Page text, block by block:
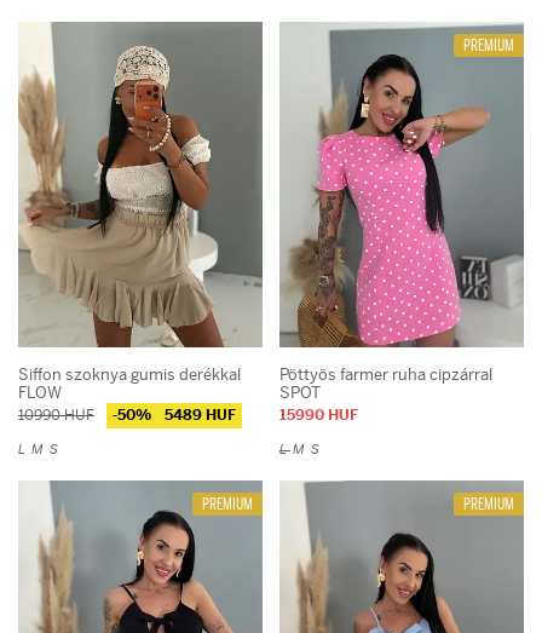
Siffon szoknya gumis derékkal
FLOW
10990 HUF -50% 5489 HUF
L M S
PREMIUM
Pöttyös farmer ruha cipzárral
SPOT
15990 HUF
LM S
PREMIUM PREMIUM